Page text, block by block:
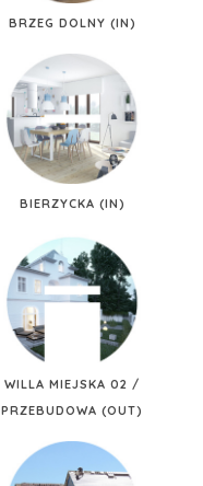
BRZEG DOLNY (IN)
BIERZYCKA (IN)
WILLA MIEJSKA 02 /
PRZEBUDOWA (OUT)